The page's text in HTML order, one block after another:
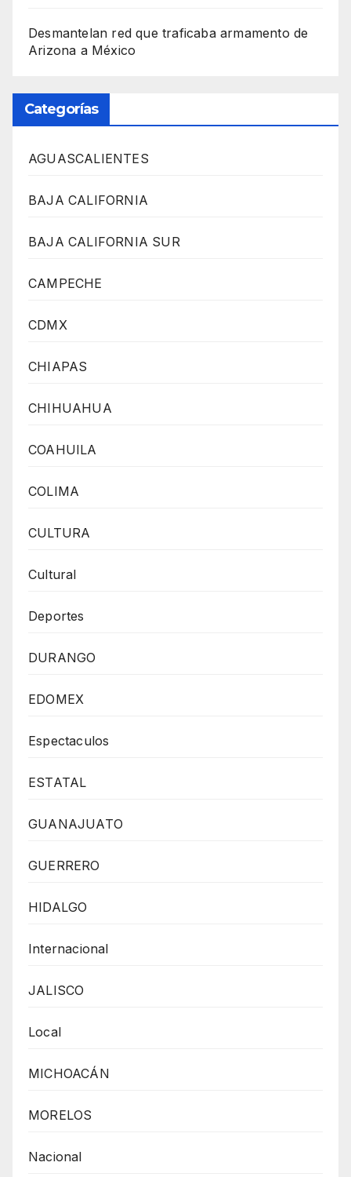
Desmantelan red que traficaba armamento de
Arizona a México
Categorías
AGUASCALIENTES
BAJA CALIFORNIA
BAJA CALIFORNIA SUR
CAMPECHE
CDMX
CHIAPAS
CHIHUAHUA
COAHUILA
COLIMA
CULTURA
Cultural
Deportes
DURANGO
EDOMEX
Espectaculos
ESTATAL
GUANAJUATO
GUERRERO
HIDALGO
Internacional
JALISCO
Local
MICHOACÁN
MORELOS
Nacional